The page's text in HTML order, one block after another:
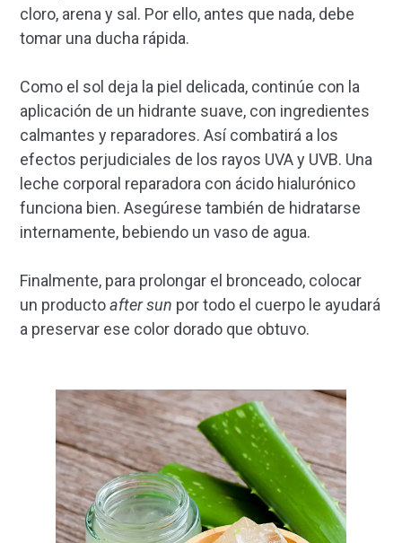
cloro, arena y sal. Por ello, antes que nada, debe
tomar una ducha rápida.
Como el sol deja la piel delicada, continúe con la
aplicación de un hidrante suave, con ingredientes
calmantes y reparadores. Así combatirá a los
efectos perjudiciales de los rayos UVA y UVB. Una
leche corporal reparadora con ácido hialurónico
funciona bien. Asegúrese también de hidratarse
internamente, bebiendo un vaso de agua.
Finalmente, para prolongar el bronceado, colocar
un productoafter sun por todo el cuerpo le ayudará
a preservar ese color dorado que obtuvo.